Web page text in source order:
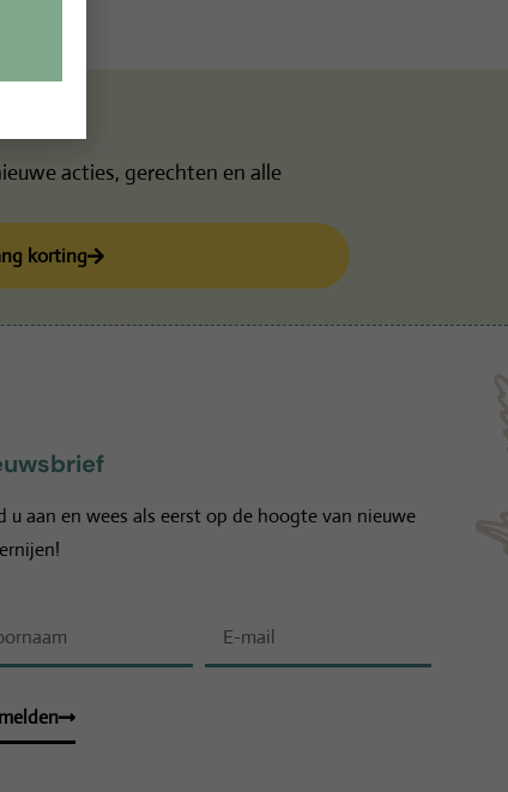
acties, gerechten en alle
korting
u aan en wees als eerst op de hoogte van nieuwe